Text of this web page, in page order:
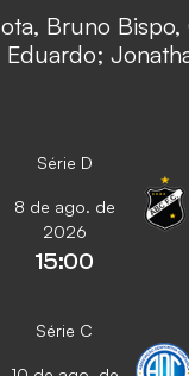
Bruno
Série D
8 de ago. de
2026
15:00
Série C